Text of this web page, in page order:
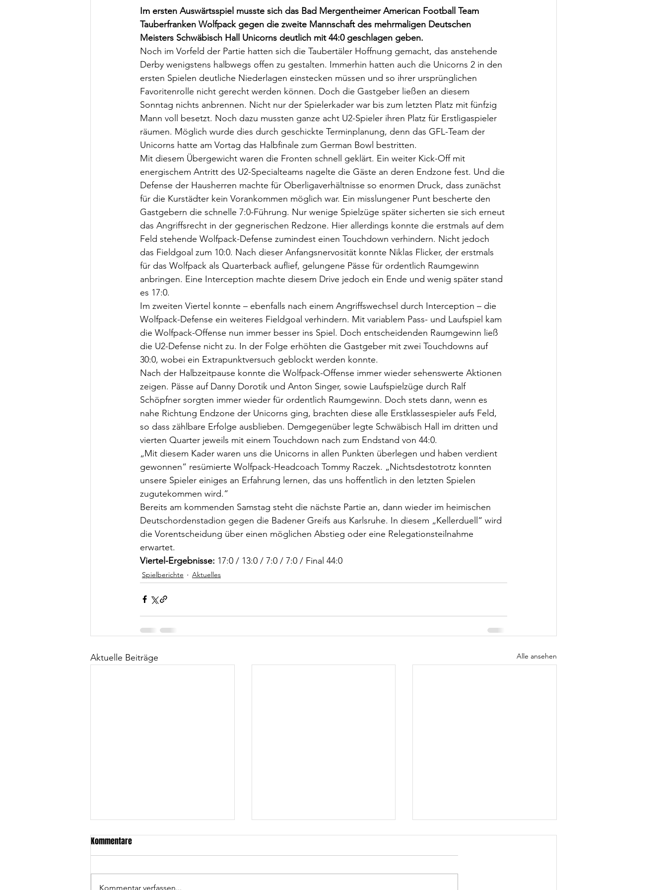
Im ersten Auswärtsspiel musste sich das Bad Mergentheimer American Football Team
Tauberfranken Wolfpack gegen die zweite Mannschaft des mehrmaligen Deutschen
Meisters Schwäbisch Hall Unicorns deutlich mit 44:0 geschlagen geben.
Noch im Vorfeld der Partie hatten sich die Taubertäler Hoffnung gemacht, das anstehende
Derby wenigstens halbwegs offen zu gestalten. Immerhin hatten auch die Unicorns 2 in den
ersten Spielen deutliche Niederlagen einstecken müssen und so ihrer ursprünglichen
Favoritenrolle nicht gerecht werden können. Doch die Gastgeber ließen an diesem
Sonntag nichts anbrennen. Nicht nur der Spielerkader war bis zum letzten Platz mit fünfzig
Mann voll besetzt. Noch dazu mussten ganze acht U2-Spieler ihren Platz für Erstligaspieler
räumen. Möglich wurde dies durch geschickte Terminplanung, denn das GFL-Team der
Unicorns hatte am Vortag das Halbfinale zum German Bowl bestritten.
Mit diesem Übergewicht waren die Fronten schnell geklärt. Ein weiter Kick-Off mit
energischem Antritt des U2-Specialteams nagelte die Gäste an deren Endzone fest. Und die
Defense der Hausherren machte für Oberligaverhältnisse so enormen Druck, dass zunächst
für die Kurstädter kein Vorankommen möglich war. Ein misslungener Punt bescherte den
Gastgebern die schnelle 7:0-Führung. Nur wenige Spielzüge später sicherten sie sich erneut
das Angriffsrecht in der gegnerischen Redzone. Hier allerdings konnte die erstmals auf dem
Feld stehende Wolfpack-Defense zumindest einen Touchdown verhindern. Nicht jedoch
das Fieldgoal zum 10:0. Nach dieser Anfangsnervosität konnte Niklas Flicker, der erstmals
für das Wolfpack als Quarterback auflief, gelungene Pässe für ordentlich Raumgewinn
anbringen. Eine Interception machte diesem Drive jedoch ein Ende und wenig später stand
es 17:0.
Im zweiten Viertel konnte – ebenfalls nach einem Angriffswechsel durch Interception – die
Wolfpack-Defense ein weiteres Fieldgoal verhindern. Mit variablem Pass- und Laufspiel kam
die Wolfpack-Offense nun immer besser ins Spiel. Doch entscheidenden Raumgewinn ließ
die U2-Defense nicht zu. In der Folge erhöhten die Gastgeber mit zwei Touchdowns auf
30:0, wobei ein Extrapunktversuch geblockt werden konnte.
Nach der Halbzeitpause konnte die Wolfpack-Offense immer wieder sehenswerte Aktionen
zeigen. Pässe auf Danny Dorotik und Anton Singer, sowie Laufspielzüge durch Ralf
Schöpfner sorgten immer wieder für ordentlich Raumgewinn. Doch stets dann, wenn es
nahe Richtung Endzone der Unicorns ging, brachten diese alle Erstklassespieler aufs Feld,
so dass zählbare Erfolge ausblieben. Demgegenüber legte Schwäbisch Hall im dritten und
vierten Quarter jeweils mit einem Touchdown nach zum Endstand von 44:0.
„Mit diesem Kader waren uns die Unicorns in allen Punkten überlegen und haben verdient
gewonnen“ resümierte Wolfpack-Headcoach Tommy Raczek. „Nichtsdestotrotz konnten
unsere Spieler einiges an Erfahrung lernen, das uns hoffentlich in den letzten Spielen
zugutekommen wird.“
Bereits am kommenden Samstag steht die nächste Partie an, dann wieder im heimischen
Deutschordenstadion gegen die Badener Greifs aus Karlsruhe. In diesem „Kellerduell“ wird
die Vorentscheidung über einen möglichen Abstieg oder eine Relegationsteilnahme
erwartet.
Viertel-Ergebnisse: 17:0 / 13:0 / 7:0 / 7:0 / Final 44:0
Spielberichte Aktuelles
Aktuelle Beiträge Alle ansehen
Kommentare
Kommentar verfassen...